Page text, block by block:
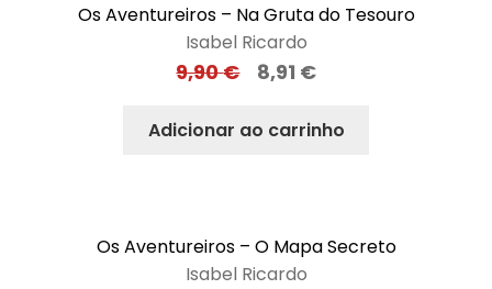
Os Aventureiros – Na Gruta do Tesouro
Isabel Ricardo
9,90€ 8,91 €
Adicionar ao carrinho
Os Aventureiros – O Mapa Secreto
Isabel Ricardo